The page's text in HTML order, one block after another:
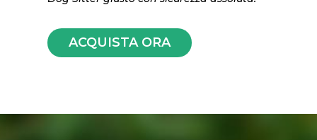
ACQUISTA ORA